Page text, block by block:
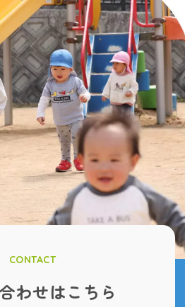
CONTACT
わせはこちら